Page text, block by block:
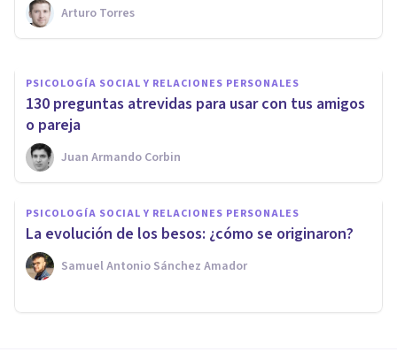
Arturo Torres
María José Rosas Carmona
PSICOLOGÍA SOCIAL Y RELACIONES PERSONALES
130 preguntas atrevidas para usar con tus amigos
o pareja
Juan Armando Corbin
PSICOLOGÍA SOCIAL Y RELACIONES PERSONALES
La evolución de los besos: ¿cómo se originaron?
Samuel Antonio Sánchez Amador